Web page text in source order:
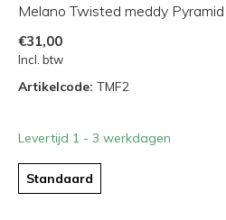
Melano Twisted meddy
€31,00
Incl. btw
Artikelcode: TMF2
Levertijd 1 - 3 werkdagen
Standaard